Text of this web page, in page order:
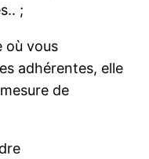
;
où vous
adhérentes, elle
de